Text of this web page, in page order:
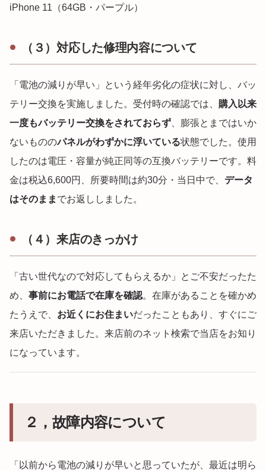
iPhone 11（64GB・パープル）
（３）対応した修理内容について
「電池の減りが早い」という経年劣化の症状に対し、バッ
テリー交換を実施しました。受付時の確認では、 購入以来
一度もバッテリー交換をされておらず 、膨張とまではいか
ないもののパネルがわずかに浮いている状態でした。使用
したのは電圧・容量が純正同等の互換バッテリーです。料
金は税込6,600円、所要時間は約30分・当日中で、 データ
はそのまま でお返ししました。
（４）来店のきっかけ
「古い世代なので対応してもらえるか」とご不安だったた
め、 事前にお電話で在庫を確認。在庫があることを確かめ
たうえで、 お近くにお住まいだったこともあり、すぐにご
来店いただきました。来店前のネット検索で当店をお知り
になっています。
２，故障内容について
「以前から電池の減りが早いと思っていたが、最近は明ら